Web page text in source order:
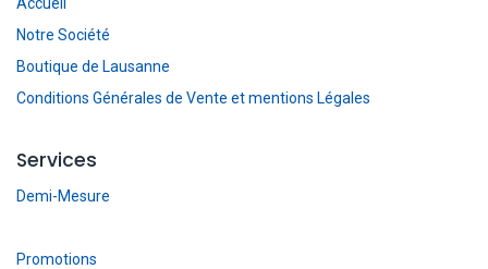
Notre Société
Boutique de Lausanne
Conditions Générales de Vente et mentions Légales
Services
Demi-Mesure
Promotions